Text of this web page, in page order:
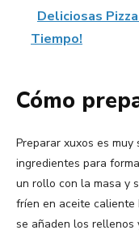
Deliciosas
Tiempo!
Cómo
Preparar xuxos es muy
ingredientes para
un rollo con la masa y
fríen en aceite caliente
se añaden los rellenos